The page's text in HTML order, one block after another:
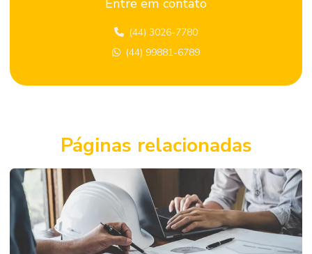
Avaliação de locação de imóvel
Avaliação patrimonial de imóveis
Avaliação de terrenos
Consultoria de engenharia
Consultoria de engenharia para condomínios
Consultoria em projetos de engenharia
Elaboração de laudo técnico engenharia civil
(44) 3026-7780
(44) 99881-6789
Páginas relacionadas